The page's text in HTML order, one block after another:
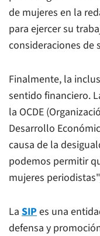
de mujeres en la
para ejercer su
consideraciones de
Finalmente, la
sentido financiero.
la OCDE
Desarrollo
causa de la
podemos permitir
mujeres
La SIP es una
defensa y